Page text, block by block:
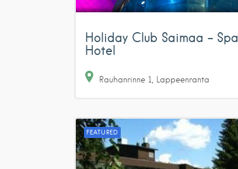
Holiday Club Saimaa – Spa
Hotel
Rauhanrinne 1 Lappeenranta
FEATURED